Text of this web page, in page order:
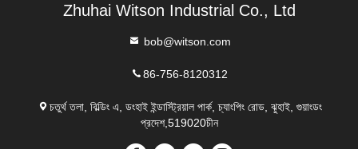
Zhuhai Witson Industrial Co., Ltd
bob@witson.com
86-756-8120312
চতুর্থ তলা, বিল্ডিং এ, ডংহাই ইন্ডাস্ট্রিয়াল পার্ক, চ্যাংপিং রোড, ঝুহাই, গুয়াংডং
প্রদেশ,519020চীন